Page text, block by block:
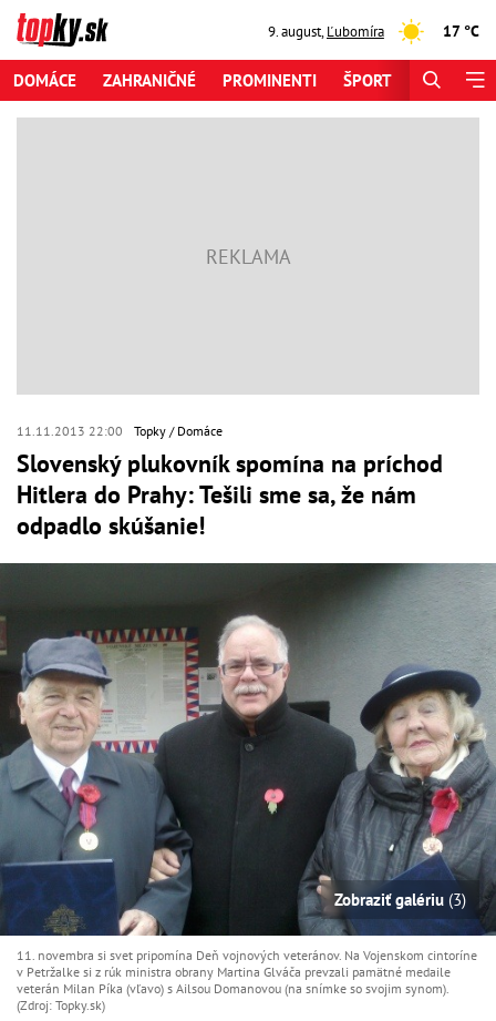
9. august,Ľubomíra 17 °C
DOMÁCE ZAHRANIČNÉ PROMINENTI ŠPORT
11.11.2013 22:00 Topky Domáce
Slovenský plukovník spomína na príchod
Hitlera do Prahy: Tešili sme sa, že nám
odpadlo skúšanie!
Zobraziť galériu (3)
11. novembra si svet pripomína Deň vojnových veteránov. Na Vojenskom cintoríne
v Petržalke si z rúk ministra obrany Martina Glváča prevzali pamätné medaile
veterán Milan Píka (vľavo) s Ailsou Domanovou (na snímke so svojim synom).
(Zdroj: Topky.sk)